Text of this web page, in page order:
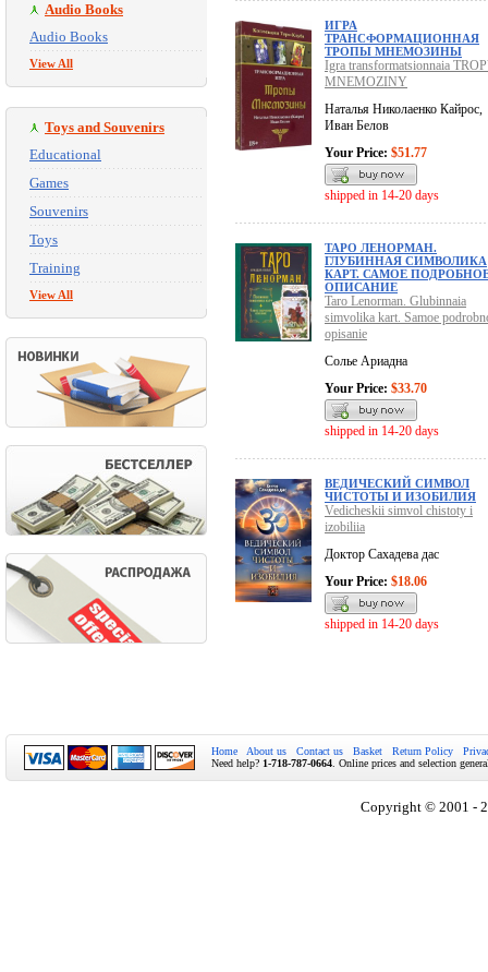
Audio Books
Audio Books
View All
Toys and Souvenirs
Educational
Games
Souvenirs
Toys
Training
View All
ИГРА
ТРАНСФОРМАЦИОННАЯ
ТРОПЫ МНЕМОЗИНЫ
Igra transformatsionnaia
MNEMOZINY
Наталья Николаенко Кайрос,
Иван Белов
Your Price: $51.77
shipped in 14-20 days
ТАРО ЛЕНОРМАН.
ГЛУБИННАЯ СИМВОЛИКА
КАРТ. САМОЕ
ОПИСАНИЕ
Taro Lenorman. Glubinnaia
simvolika kart. Samoe
opisanie
Солье Ариадна
Your Price: $33.70
shipped in 14-20 days
ВЕДИЧЕСКИЙ СИМВОЛ
ЧИСТОТЫ И ИЗОБИЛИЯ
Vedicheskii simvol chistoty i
izobiliia
Доктор Сахадева дас
Your Price: $18.06
shipped in 14-20 days
Home About us Contact us Basket Return Policy
Need help? 1-718-787-0664 . Online prices and selection
Copyright © 2001 -